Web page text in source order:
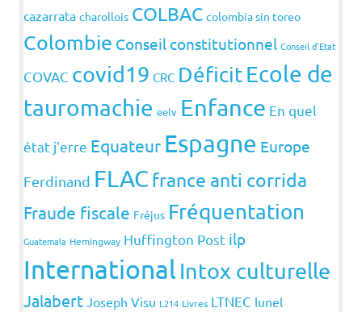
cazarrata charollois COLBAC colombia sin toreo
Colombie Conseil constitutionnel Conseil d'Etat
COVAC covid19 CRC DéficitEcole de
tauromachie eelv Enfance En quel
état j'erre Equateur Espagne Europe
Ferdinand FLAC france anti corrida
Fraude fiscale Fréjus Fréquentation
Guatemala Hemingway Huffington Post ilp
International Intox culturelle
Jalabert Joseph Visu L214 Livres LTNEC lunel